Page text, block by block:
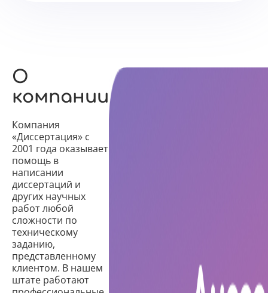
О
компании
Компания
«Диссертация» с
2001 года оказывает
помощь в
написании
диссертаций и
других научных
работ любой
сложности по
техническому
заданию,
представленному
клиентом. В нашем
штате работают